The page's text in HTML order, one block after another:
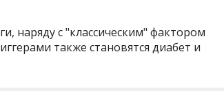
наряду с "классическим" фактором
также становятся диабет и